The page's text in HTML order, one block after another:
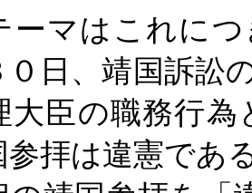
マはこれにつ
０日、靖国訴訟
大臣の職務行
参拝は違憲であ